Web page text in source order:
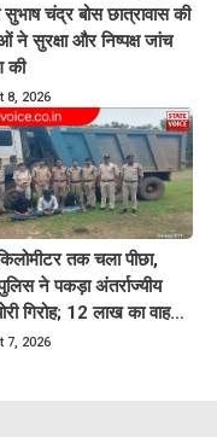
सुभाष चंद्र बोस छात्रावास की
ने सुरक्षा और निष्पक्ष जांच
की
8, 2026
तक चला पीछा,
ने पकड़ा अंतर्राज्यीय
गिरोह; 12 लाख का वाहन
7, 2026